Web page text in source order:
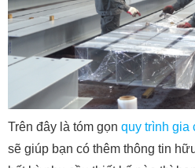
Trên đây là tóm gọn quy trình gia
sẽ giúp bạn có thêm thông tin